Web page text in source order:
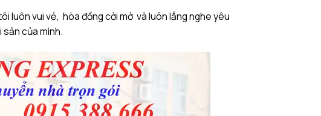
luôn vui vẻ, hòa đồng cởi mở và luôn lắng nghe yêu
của mình.